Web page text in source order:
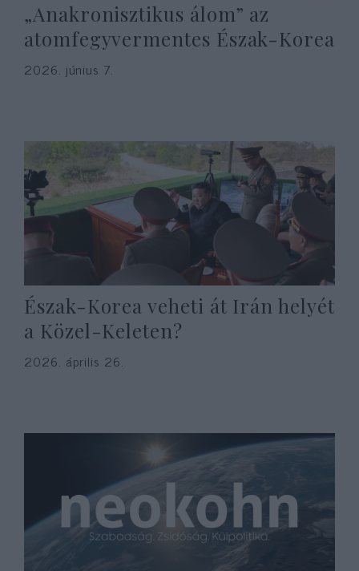
„Anakronisztikus álom” az
atomfegyvermentes Észak-Korea
2026. június 7.
Észak-Korea veheti át Irán helyét
a Közel-Keleten?
2026. április 26.